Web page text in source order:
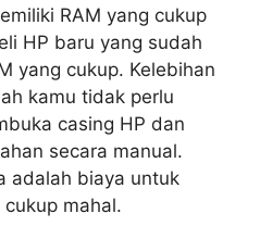
RAM yang cukup
HP baru yang sudah
yang cukup. Kelebihan
kamu tidak perlu
casing HP dan
secara manual.
adalah biaya untuk
mahal.